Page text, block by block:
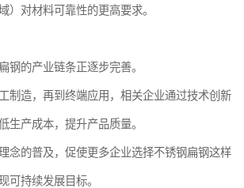
）对材料可靠性的更高要求。
钢的产业链条正逐步完善。
制造，再到终端应用，相关企业通过技术创新
生产成本，提升产品质量。
念的普及，促使更多企业选择不锈钢扁钢这样
可持续发展目标。